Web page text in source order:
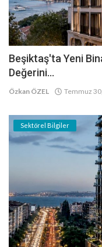
Beşiktaş'ta Yeni
Değerini...
Özkan ÖZEL Temmuz
Sektörel Bilgiler